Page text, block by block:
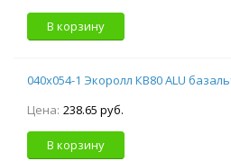
В корзину
040х054-1 Экоролл КВ80 ALU
Цена: 238.65 руб.
В корзину